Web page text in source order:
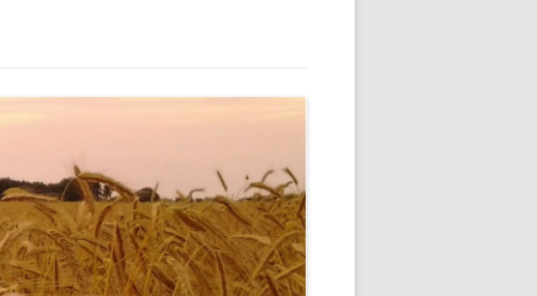
VERTREIBUNGSREHABILITIERUNG
REHABILITIERUNGSBEHÖRDEN